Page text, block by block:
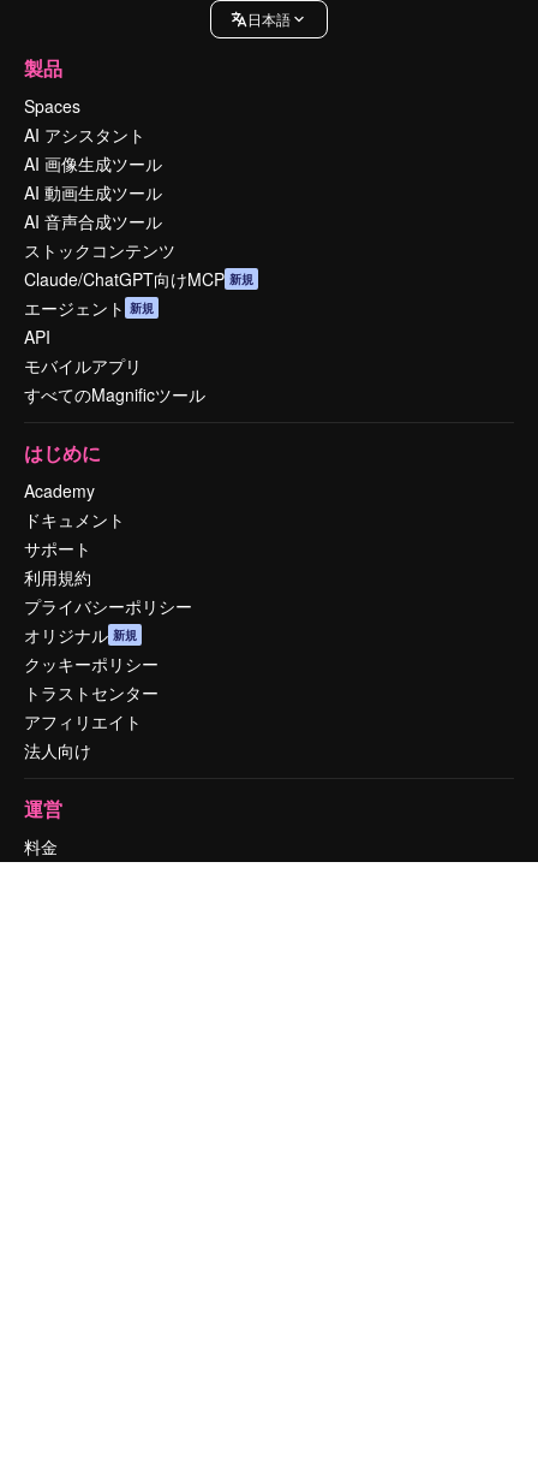
日本語
製品
Spaces
AI アシスタント
AI 画像生成ツール
AI 動画生成ツール
AI 音声合成ツール
ストックコンテンツ
Claude/ChatGPT向けMCP 新規
エージェント 新規
API
モバイルアプリ
すべてのMagnificツール
はじめに
Academy
ドキュメント
サポート
利用規約
プライバシーポリシー
オリジナル 新規
クッキーポリシー
トラストセンター
アフィリエイト
法人向け
運営
料金